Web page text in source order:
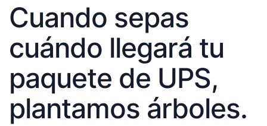
Cuando sepas
cuándo llegará tu
paquete de UPS,
plantamos árboles.